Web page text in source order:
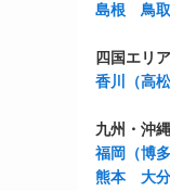
島根
鳥取
四国エリア
香川（高松
九州・沖
福岡（博多
熊本
大分